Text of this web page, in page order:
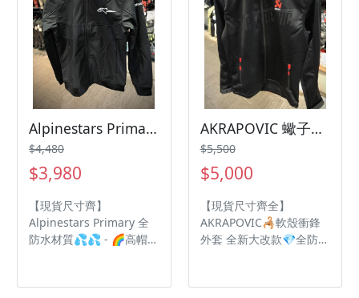
Alpinestars Primary 防水夾克
$4,480
$3,980
【現貨尺寸齊】
Alpinestars Primary 全
防水材質💦💦 - 🌈高帽領
🌈腋下透氣孔 🌈袖口拉
AKRAPOVIC 蠍子軟殼防風外套
$5,500
$5,000
【現貨尺寸齊全】
AKRAPOVIC🦂️軟殼衝鋒
外套 全新大改款💎全防水
🌈胸口透氣孔 🌈腋下透